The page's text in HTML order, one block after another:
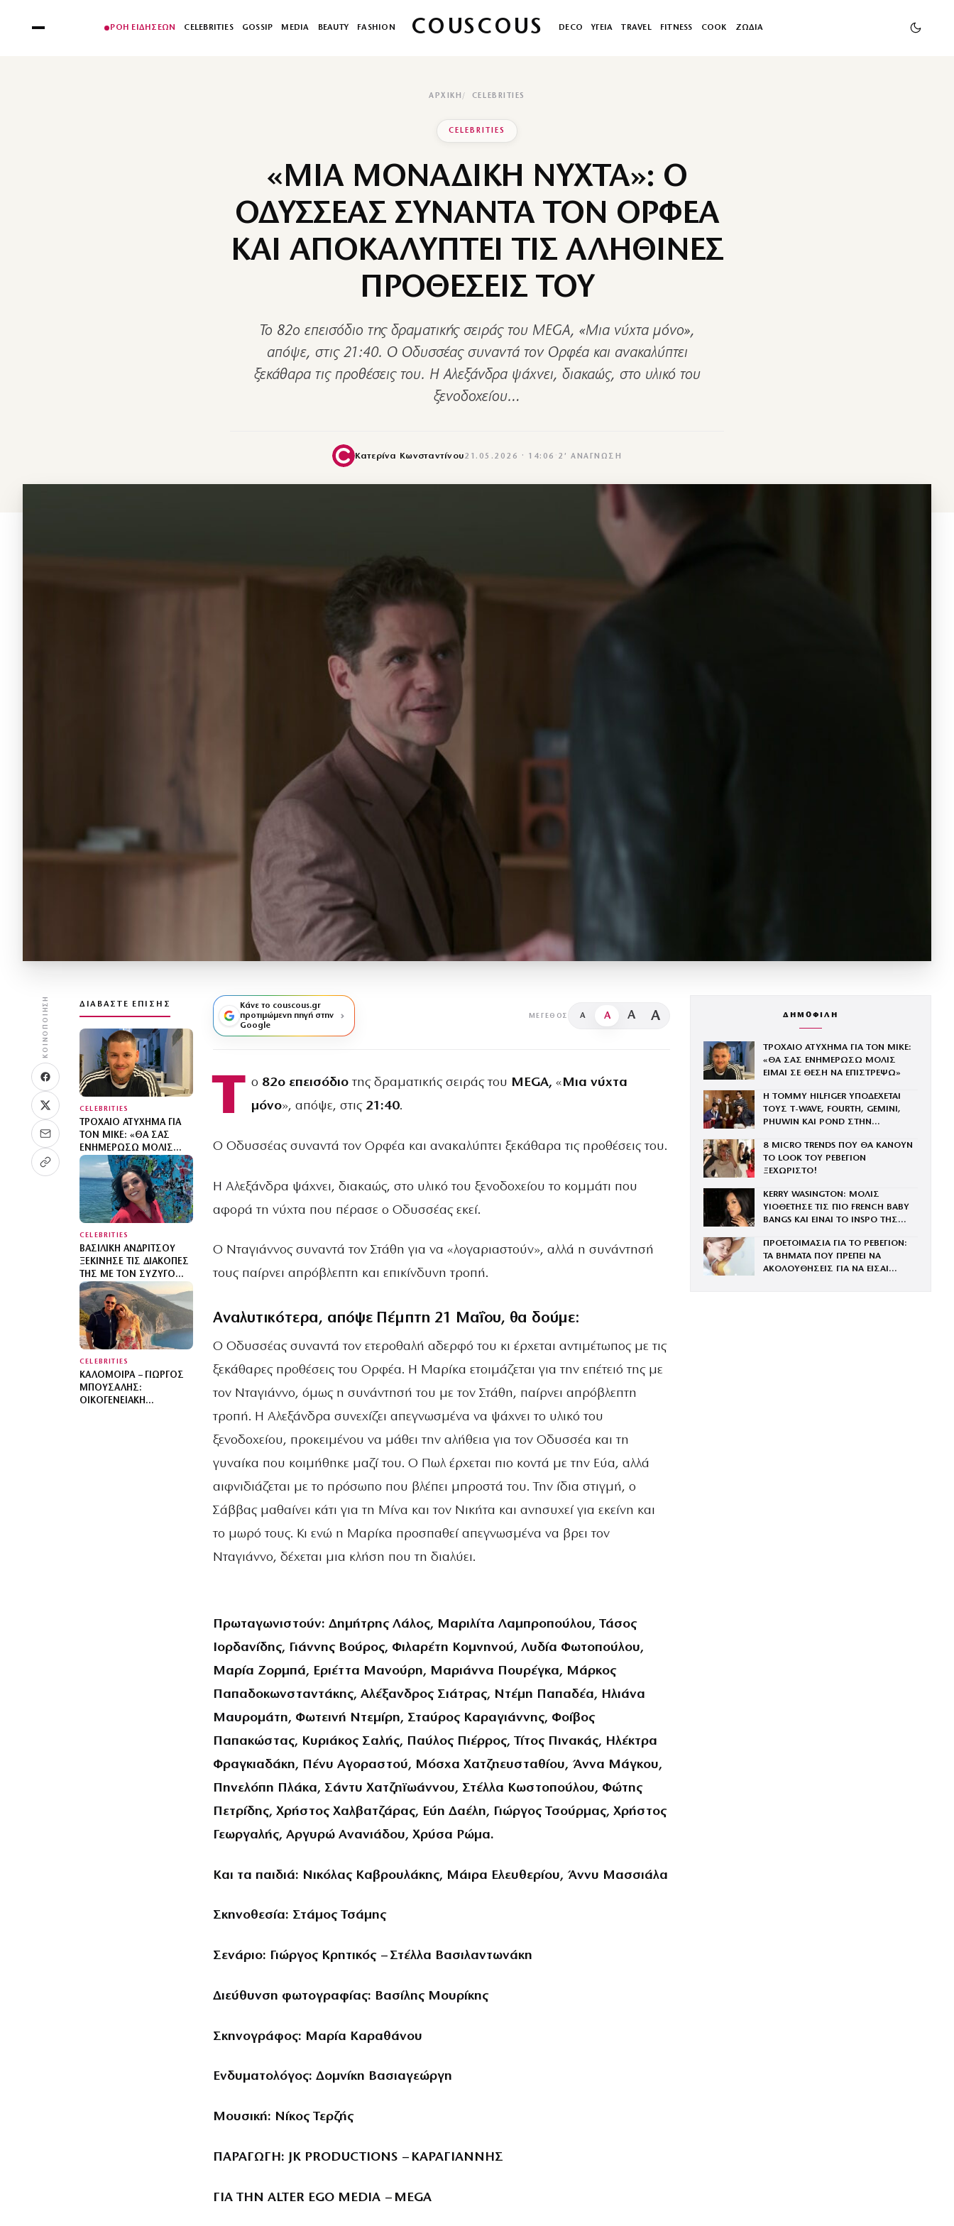
ΡΟΗ ΕΙΔΗΣΕΩΝ CELEBRITIES GOSSIP MEDIA BEAUTY FASHION COUSCOUS DECO ΥΓΕΙΑ TRAVEL FITNESS COOK ΖΩΔΙΑ
ΑΡΧΙΚΉ CELEBRITIES
CELEBRITIES
«ΜΙΑ ΜΟΝΑΔΙΚΗ ΝΥΧΤΑ»: Ο
ΟΔΥΣΣΕΑΣ ΣΥΝΑΝΤΑ ΤΟΝ ΟΡΦΕΑ
ΚΑΙ ΑΠΟΚΑΛΥΠΤΕΙ ΤΙΣ ΑΛΗΘΙΝΕΣ
ΠΡΟΘΕΣΕΙΣ ΤΟΥ
Το 82ο επεισόδιο της δραματικής σειράς του MEGA, «Μια νύχτα μόνο»,
απόψε, στις 21:40. Ο Οδυσσέας συναντά τον Ορφέα και ανακαλύπτει
ξεκάθαρα τις προθέσεις του. Η Αλεξάνδρα ψάχνει, διακαώς, στο υλικό του
ξενοδοχείου…
Κατερίνα Κωνσταντίνου21.05.2026 · 14:06 · 2′ ΑΝΆΓΝΩΣΗ
ΚΟΙΝΟΠΟΊΗΣΗ ΔΙΑΒΆΣΤΕ ΕΠΊΣΗΣ
CELEBRITIES
ΤΡΟΧΑΊΟ ΑΤΎΧΗΜΑ ΓΙΑ
ΤΟΝ MIKE: «ΘΑ ΣΑΣ
ΕΝΗΜΕΡΏΣΩ ΜΌΛΙΣ
ΕΊΜΑΙ ΣΕ ΘΈΣΗ ΝΑ
ΕΠΙΣΤΡΈΨΩ»
CELEBRITIES
ΒΑΣΙΛΙΚΉ ΑΝΔΡΊΤΣΟΥ
ΞΕΚΊΝΗΣΕ ΤΙΣ ΔΙΑΚΟΠΈΣ
ΤΗΣ ΜΕ ΤΟΝ ΣΎΖΥΓΌ
ΤΗΣ, ΝΊΚΟ ΣΥΜΕΩΝΊΔΗ,
ΚΑΙ ΤΗΝ ΕΠΤΆΧΡΟΝΗ
ΚΌΡΗ ΤΟΥΣ
CELEBRITIES
ΚΑΛΟΜΟΊΡΑ – ΓΙΏΡΓΟΣ
ΜΠΟΎΣΑΛΗΣ:
ΟΙΚΟΓΕΝΕΙΑΚΉ
Κάνε το couscous.gr
προτιμώμενη πηγή στην
Google
ΜΈΓΕΘΟΣ A A A A
Τ ο 82ο επεισόδιοτης δραματικής σειράς του MEGA, «Μια νύχτα
μόνο», απόψε, στις21:40.
Ο Οδυσσέας συναντά τον Ορφέα και ανακαλύπτει ξεκάθαρα τις προθέσεις του.
Η Αλεξάνδρα ψάχνει, διακαώς, στο υλικό του ξενοδοχείου το κομμάτι που
αφορά τη νύχτα που πέρασε ο Οδυσσέας εκεί.
Ο Νταγιάννος συναντά τον Στάθη για να «λογαριαστούν», αλλά η συνάντησή
τους παίρνει απρόβλεπτη και επικίνδυνη τροπή.
Αναλυτικότερα, απόψε Πέμπτη 21 Μαΐου, θα δούμε:
Ο Οδυσσέας συναντά τον ετεροθαλή αδερφό του κι έρχεται αντιμέτωπος με τις
ξεκάθαρες προθέσεις του Ορφέα. Η Μαρίκα ετοιμάζεται για την επέτειό της με
τον Νταγιάννο, όμως η συνάντησή του με τον Στάθη, παίρνει απρόβλεπτη
τροπή. Η Αλεξάνδρα συνεχίζει απεγνωσμένα να ψάχνει το υλικό του
ξενοδοχείου, προκειμένου να μάθει την αλήθεια για τον Οδυσσέα και τη
γυναίκα που κοιμήθηκε μαζί του. Ο Πωλ έρχεται πιο κοντά με την Εύα, αλλά
αιφνιδιάζεται με το πρόσωπο που βλέπει μπροστά του. Την ίδια στιγμή, ο
Σάββας μαθαίνει κάτι για τη Μίνα και τον Νικήτα και ανησυχεί για εκείνη και
το μωρό τους. Κι ενώ η Μαρίκα προσπαθεί απεγνωσμένα να βρει τον
Νταγιάννο, δέχεται μια κλήση που τη διαλύει.
Πρωταγωνιστούν: Δημήτρης Λάλος, Μαριλίτα Λαμπροπούλου, Τάσος
Ιορδανίδης, Γιάννης Βούρος, Φιλαρέτη Κομνηνού, Λυδία Φωτοπούλου,
Μαρία Ζορμπά, Εριέττα Μανούρη, Μαριάννα Πουρέγκα, Μάρκος
Παπαδοκωνσταντάκης, Αλέξανδρος Σιάτρας, Ντέμη Παπαδέα, Ηλιάνα
Μαυρομάτη, Φωτεινή Ντεμίρη, Σταύρος Καραγιάννης, Φοίβος
Παπακώστας, Κυριάκος Σαλής, Παύλος Πιέρρος, Τίτος Πινακάς, Ηλέκτρα
Φραγκιαδάκη, Πένυ Αγοραστού, Μόσχα Χατζηευσταθίου, Άννα Μάγκου,
Πηνελόπη Πλάκα, Σάντυ Χατζηϊωάννου, Στέλλα Κωστοπούλου, Φώτης
Πετρίδης, Χρήστος Χαλβατζάρας, Εύη Δαέλη, Γιώργος Τσούρμας, Χρήστος
Γεωργαλής, Αργυρώ Ανανιάδου, Χρύσα Ρώμα.
Και τα παιδιά: Νικόλας Καβρουλάκης, Μάιρα Ελευθερίου, Άννυ Μασσιάλα
Σκηνοθεσία: Στάμος Τσάμης
Σενάριο: Γιώργος Κρητικός – Στέλλα Βασιλαντωνάκη
Διεύθυνση φωτογραφίας: Βασίλης Μουρίκης
Σκηνογράφος: Μαρία Καραθάνου
Ενδυματολόγος: Δομνίκη Βασιαγεώργη
Μουσική: Νίκος Τερζής
ΠΑΡΑΓΩΓΗ: JK PRODUCTIONS – ΚΑΡΑΓΙΑΝΝΗΣ
ΓΙΑ ΤΗΝ ALTER EGO MEDIA – MEGA
ΔΗΜΟΦΙΛΗ
ΤΡΟΧΑΙΟ ΑΤΥΧΗΜΑ ΓΙΑ ΤΟΝ MIKE:
«ΘΑ ΣΑΣ ΕΝΗΜΕΡΩΣΩ ΜΟΛΙΣ
ΕΙΜΑΙ ΣΕ ΘΕΣΗ ΝΑ ΕΠΙΣΤΡΕΨΩ»
Η TOMMY HILFIGER ΥΠΟΔΕΧΕΤΑΙ
ΤΟΥΣ Τ-WAVE, FOURTH, GEMINI,
PHUWIN ΚΑΙ POND ΣΤΗΝ
8 MICRO TRENDS ΠΟΥ ΘΑ ΚΑΝΟΥΝ
ΤΟ LOOK ΤΟΥ ΡΕΒΕΓΙΟΝ
ΞΕΧΩΡΙΣΤΟ!
KERRY WASINGTON: ΜΟΛΙΣ
ΥΙΟΘΕΤΗΣΕ ΤΙΣ ΠΙΟ FRENCH BABY
BANGS ΚΑΙ ΕΙΝΑΙ ΤΟ INSPO ΤΗΣ
ΠΡΟΕΤΟΙΜΑΣΙΑ ΓΙΑ ΤΟ ΡΕΒΕΓΙΟΝ:
ΤΑ ΒΗΜΑΤΑ ΠΟΥ ΠΡΕΠΕΙ ΝΑ
ΑΚΟΛΟΥΘΗΣΕΙΣ ΓΙΑ ΝΑ ΕΙΣΑΙ